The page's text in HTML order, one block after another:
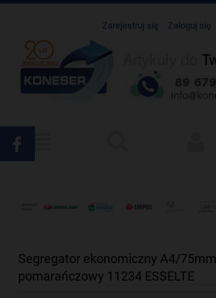
Zarejestruj się Zaloguj się
Segregator ekonomiczny A4/75mm
pomarańczowy 11234 ESSELTE